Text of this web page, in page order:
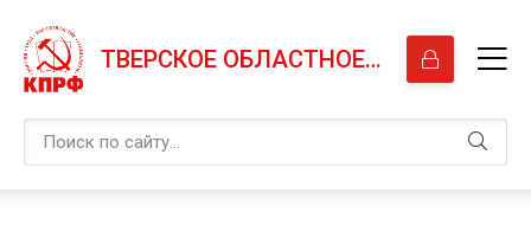
ТВЕРСКОЕ ОБЛАСТНОЕ ОТДЕЛЕНИЕ КПРФ